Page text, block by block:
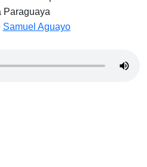
Paraguaya
Samuel Aguayo